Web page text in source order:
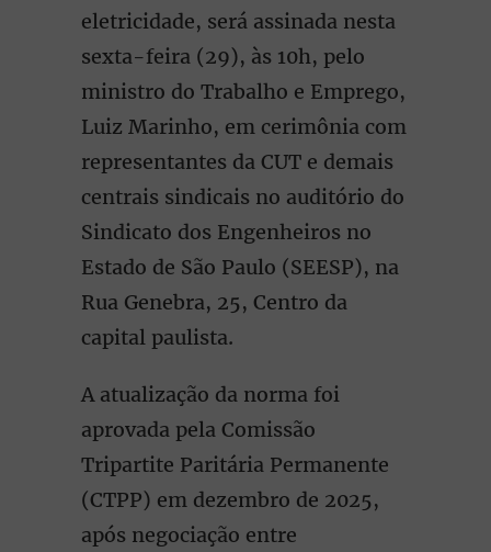
eletricidade, será assinada nesta
sexta-feira (29), às 10h, pelo
ministro do Trabalho e Emprego,
Luiz Marinho, em cerimônia com
representantes da CUT e demais
centrais sindicais no auditório do
Sindicato dos Engenheiros no
Estado de São Paulo (SEESP), na
Rua Genebra, 25, Centro da
capital paulista.
A atualização da norma foi
aprovada pela Comissão
Tripartite Paritária Permanente
(CTPP) em dezembro de 2025,
após negociação entre